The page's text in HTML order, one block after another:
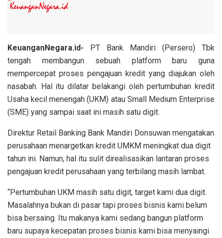
KeuanganNegara.id- PT Bank Mandiri (Persero) Tbk
tengah membangun sebuah platform baru guna
mempercepat proses pengajuan kredit yang diajukan oleh
nasabah. Hal itu dilatar belakangi oleh pertumbuhan kredit
Usaha kecil menengah (UKM) atau Small Medium Enterprise
(SME) yang sampai saat ini masih satu digit.
Direktur Retail Banking Bank Mandiri Donsuwan mengatakan
perusahaan menargetkan kredit UMKM meningkat dua digit
tahun ini. Namun, hal itu sulit direalisasikan lantaran proses
pengajuan kredit perusahaan yang terbilang masih lambat.
“Pertumbuhan UKM masih satu digit, target kami dua digit.
Masalahnya bukan di pasar tapi proses bisnis kami belum
bisa bersaing. Itu makanya kami sedang bangun platform
baru supaya kecepatan proses bisnis kami bisa menyaingi